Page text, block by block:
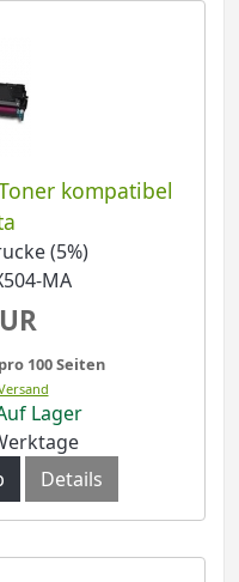
kompatibel
(5%)
MA
100 Seiten
Lager
Details